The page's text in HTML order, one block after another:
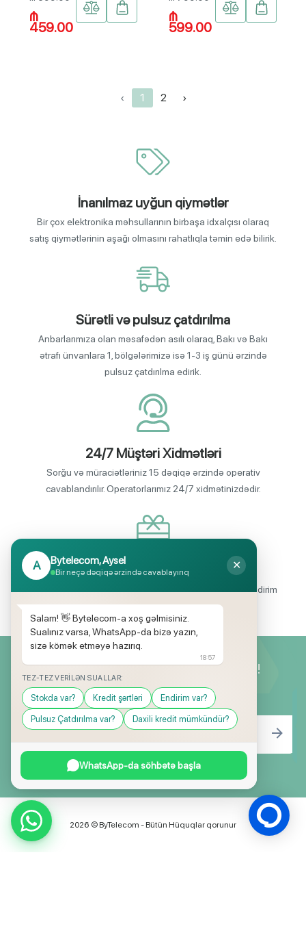
₼
459.00
₼
599.00
‹ 1 2 ›
İnanılmaz uyğun qiymətlər
Bir çox elektronika məhsullarının birbaşa idxalçısı olaraq
satış qiymətlərinin aşağı olmasını rahatlıqla təmin edə bilirik.
Sürətli və pulsuz çatdırılma
Anbarlarımıza olan məsafədən asılı olaraq, Bakı və Bakı
ətrafı ünvanlara 1, bölgələrimizə isə 1-3 iş günü ərzində
pulsuz çatdırılma edirik.
24/7 Müştəri Xidmətləri
Sorğu və müraciətləriniz 15 dəqiqə ərzində operativ
cavablandırılır. Operatorlarımız 24/7 xidmətinizdədir.
Endirimli məhsul seçimi
Mağazalarımızda mütəmadi olaraq, yüksək məbləğli endirim
və hədiyyə kampaniyaları keçirilir.
Yeniliklərimizdən ilk siz xəbərdar olun!
2026 © ByTelecom - Bütün Hüquqlar qorunur
A Bytelecom, Aysel
Bir neçə dəqiqə ərzində cavablayırıq
✕
Salam! 👋 Bytelecom-a xoş gəlmisiniz.
Sualınız varsa, WhatsApp-da bizə yazın,
sizə kömək etməyə hazırıq.
18:57
TEZ-TEZ VERILƏN SUALLAR:
Stokda var? Kredit şərtləri Endirim var?
Pulsuz Çatdırılma var? Daxili kredit mümkündür?
WhatsApp-da söhbətə başla